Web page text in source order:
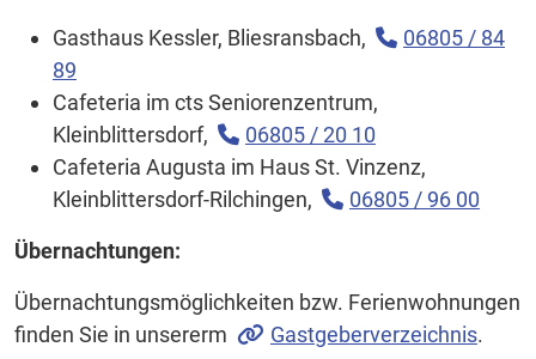
Gasthaus Kessler, Bliesransbach,
06805 / 84
89
Cafeteria im cts Seniorenzentrum,
Kleinblittersdorf,
06805 / 20 10
Cafeteria Augusta im Haus St. Vinzenz,
Kleinblittersdorf-Rilchingen,
06805 / 96 00
Übernachtungen:
Übernachtungsmöglichkeiten bzw. Ferienwohnungen
finden Sie in unsererm
Gastgeberverzeichnis.